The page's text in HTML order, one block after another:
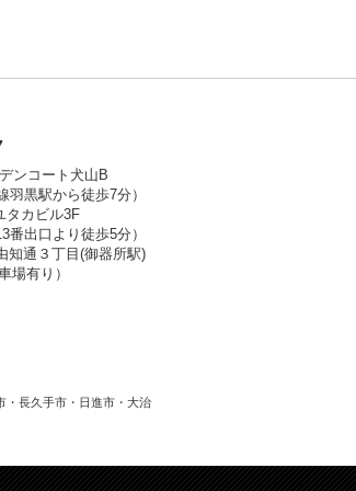
ンコート犬山B
羽黒駅から徒歩7分）
タカビル3F
番出口より徒歩5分）
知通３丁目(御器所駅)
場有り）
・長久手市・日進市・大治